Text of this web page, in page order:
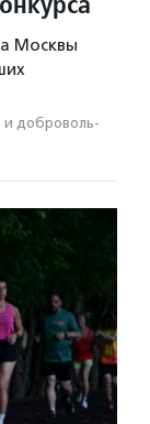
Москвы
и доброволь­